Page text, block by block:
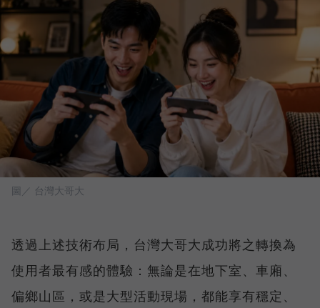
圖／ 台灣大哥大
透過上述技術布局，台灣大哥大成功將之轉換為
使用者最有感的體驗：無論是在地下室、車廂、
偏鄉山區，或是大型活動現場，都能享有穩定、